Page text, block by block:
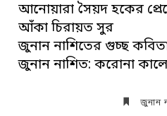
আনোয়ারা সৈয়দ হকের
আঁকা চিরায়ত সুর
জুনান নাশিতের গুচ্ছ
জুনান নাশিত: করোনা
জুনান